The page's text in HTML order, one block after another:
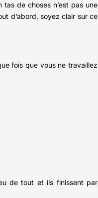
de choses n’est pas une
d’abord, soyez clair sur ce
fois que vous ne travaillez
de tout et ils finissent par